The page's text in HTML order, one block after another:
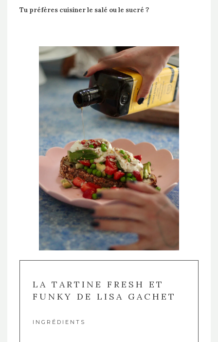
Tu préfères cuisiner le salé ou le sucré ?
LA TARTINE FRESH ET
FUNKY DE LISA GACHET
INGRÉDIENTS